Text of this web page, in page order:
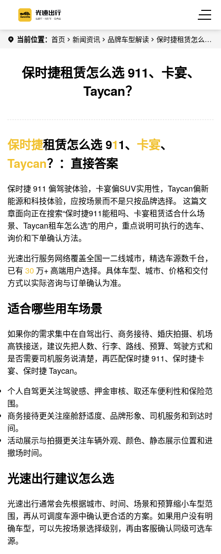
当前位置： 首页 新闻资讯 品牌车型解读
保时捷租赁怎么选
保时捷租赁怎么选 911、卡宴、
Taycan？
保时捷租赁怎么选 911、 卡宴、
Taycan？：直接答案
保时捷 911 偏驾驶体验，卡宴偏SUV实用性，Taycan偏新
能源和科技体验，应按场景而不是只按品牌选择。 这篇文
章面向正在搜索“保时捷911能租吗、卡宴租赁适合什么场
景、Taycan租车怎么选”的用户，重点说明可执行的选车、
询价和下单确认方法。
光速出行服务网络覆盖全国一二线城市，精选车源数千台，
已有 30 万+ 高端用户选择。具体车型、城市、价格和交付
方式以实际咨询与订单确认为准。
适合哪些用车场景
如果你的需求集中在自驾出行、商务接待、婚庆拍摄、机场
高铁接送，建议先把人数、行李、路线、预算、驾驶方式和
是否需要司机服务说清楚，再匹配保时捷 911、保时捷卡
宴、保时捷 Taycan。
个人自驾更关注驾驶感、押金审核、取还车便利性和保险范
围。
商务接待更关注座舱舒适度、品牌形象、司机服务和到达时
间。
活动展示与拍摄更关注车辆外观、颜色、静态展示位置和进
撤场时间。
光速出行建议怎么选
光速出行通常会先根据城市、时间、场景和预算缩小车型范
围，再从可调度车源中确认更合适的方案。如果用户没有明
确车型，可以先按场景选择级别，再由客服确认同级可选车
源。